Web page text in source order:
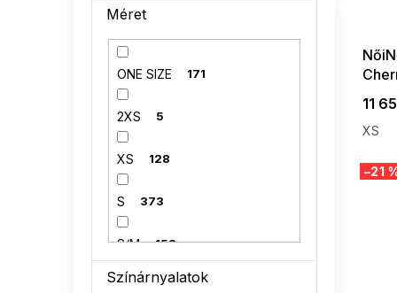
Méret
ONE SIZE 171
2XS 5
XS 128
S 373
S/M 158
M 221
Színárnyalatok
11
XS
–21